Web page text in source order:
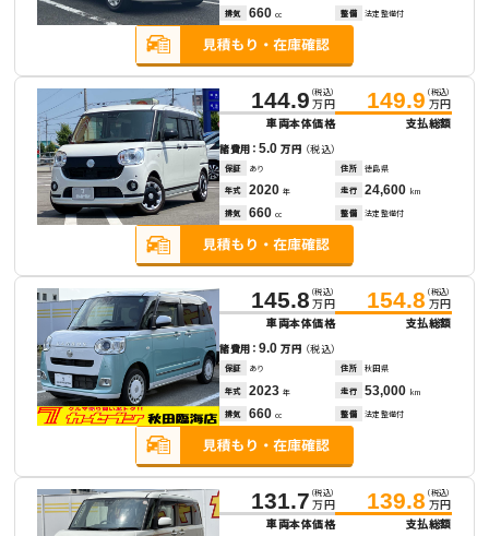
排気 660 cc 整備 法定整備付
144.9 （税込）
万円
車両本体価格
149.9 （税込）
万円
支払総額
諸費用：5.0万円 （税込）
保証 あり 住所 徳島県
年式 2020 年 走行 24,600 km
排気 660 cc 整備 法定整備付
145.8 （税込）
万円
車両本体価格
154.8 （税込）
万円
支払総額
諸費用：9.0万円 （税込）
保証 あり 住所 秋田県
年式 2023 年 走行 53,000 km
排気 660 cc 整備 法定整備付
131.7 （税込）
万円
車両本体価格
139.8 （税込）
万円
支払総額